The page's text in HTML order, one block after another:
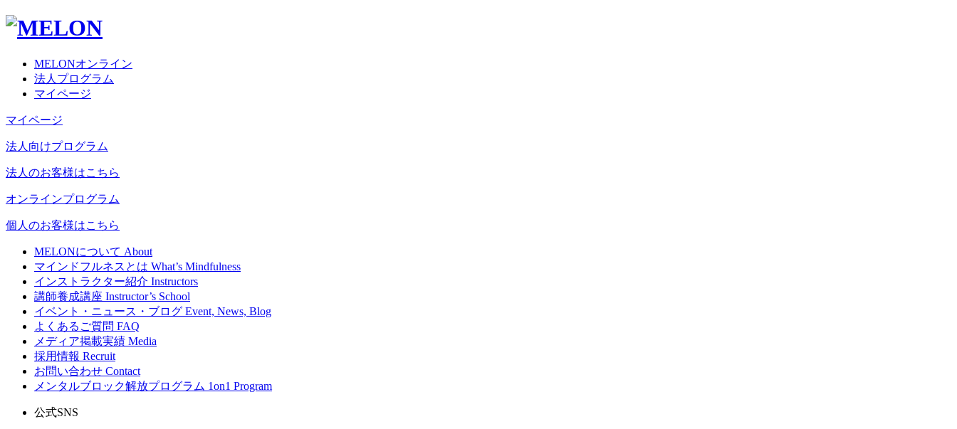
MELONオンライン
法人プログラム
マイページ
マイページ
法人向けプログラム
法人のお客様はこちら
オンラインプログラム
個人のお客様はこちら
MELONについて About
マインドフルネスとは What’s Mindfulness
インストラクター紹介 Instructors
講師養成講座 Instructor’s School
イベント・ニュース・ブログ Event, News, Blog
よくあるご質問 FAQ
メディア掲載実績 Media
採用情報 Recruit
お問い合わせ Contact
メンタルブロック解放プログラム 1on1 Program
公式SNS